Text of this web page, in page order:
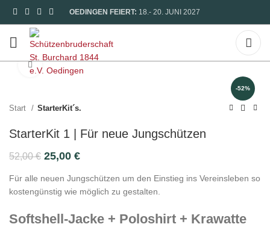
OEDINGEN FEIERT: 18.- 20. JUNI 2027
-52%
Start StarterKit´s.
StarterKit 1 | Für neue Jungschützen
52,00€ Ursprünglicher
war:
52,00 €
25,00 €Aktueller
ist:
25,00 €.
Für alle neuen Jungschützen um den Einstieg ins Vereinsleben so
kostengünstig wie möglich zu gestalten.
Softshell-Jacke + Poloshirt + Krawatte